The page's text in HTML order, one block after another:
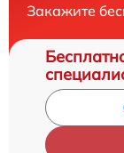
Закажите